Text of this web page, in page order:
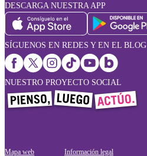
DESCARGA NUESTRA APP
SÍGUENOS EN REDES Y EN EL BLOG
NUESTRO PROYECTO SOCIAL
Mapa web Información legal